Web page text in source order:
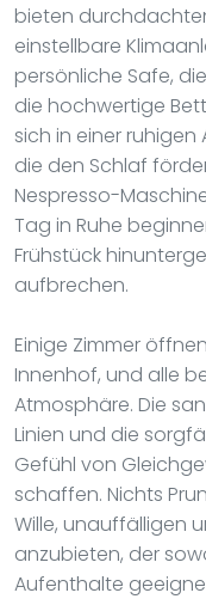
bieten
einstellbare
persönliche Safe,
die hochwertige
sich in einer
die den Schlaf
Nespresso-
Tag in Ruhe
Frühstück
aufbrechen.
Einige Zimmer
Innenhof, und alle
Atmosphäre. Die
Linien und die
Gefühl von
schaffen. Nichts
Wille, unauffälligen
anzubieten, der
Aufenthalte